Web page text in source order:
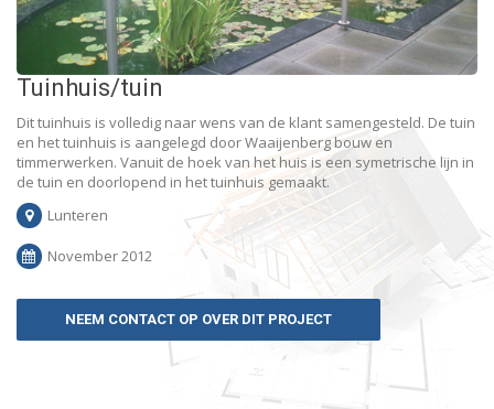
Tuinhuis/tuin
Dit tuinhuis is volledig naar wens van de klant samengesteld. De tuin
en het tuinhuis is aangelegd door Waaijenberg bouw en
timmerwerken. Vanuit de hoek van het huis is een symetrische lijn in
de tuin en doorlopend in het tuinhuis gemaakt.
Lunteren
November 2012
NEEM CONTACT OP OVER DIT PROJECT